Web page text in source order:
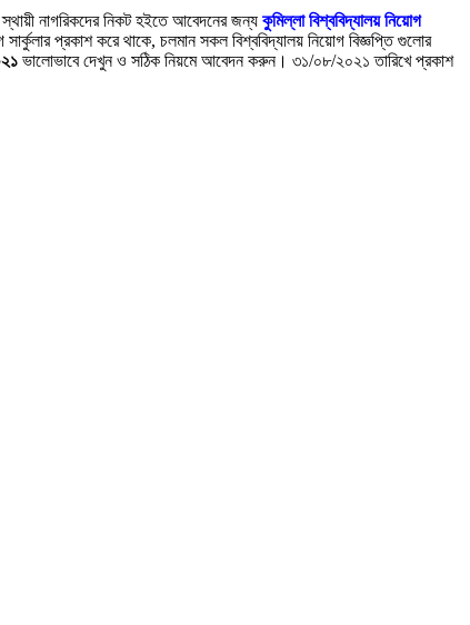
নাগরিকদের নিকট হইতে আবেদনের জন্য কুমিল্লা বিশ্ববিদ্যালয় নিয়োগ
প্রকাশ করে থাকে, চলমান সকল বিশ্ববিদ্যালয় নিয়োগ বিজ্ঞপ্তি গুলোর
ভালোভাবে দেখুন ও সঠিক নিয়মে আবেদন করুন। ৩১/০৮/২০২১ তারিখে প্রকাশ